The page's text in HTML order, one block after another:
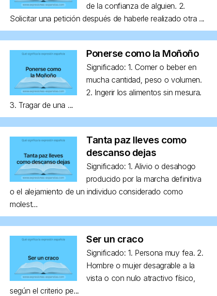
de la confianza de alguien. 2.
Solicitar una petición después de haberle realizado otra ...
Ponerse como la Moñoño
Significado: 1. Comer o beber en
mucha cantidad, peso o volumen.
2. Ingerir los alimentos sin mesura.
3. Tragar de una ...
Tanta paz lleves como
descanso dejas
Significado: 1. Alivio o desahogo
producido por la marcha definitiva
o el alejamiento de un individuo considerado como
molest...
Ser un craco
Significado: 1. Persona muy fea. 2.
Hombre o mujer desagrable a la
vista o con nulo atractivo físico,
según el criterio pe...